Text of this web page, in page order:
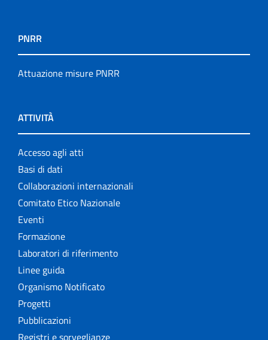
PNRR
Attuazione misure PNRR
ATTIVITÀ
Accesso agli atti
Basi di dati
Collaborazioni internazionali
Comitato Etico Nazionale
Eventi
Formazione
Laboratori di riferimento
Linee guida
Organismo Notificato
Progetti
Pubblicazioni
Registri e sorveglianze